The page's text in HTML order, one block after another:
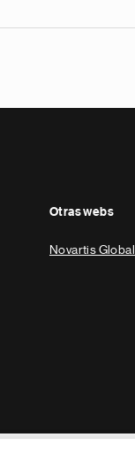
Otras webs
Novartis Global